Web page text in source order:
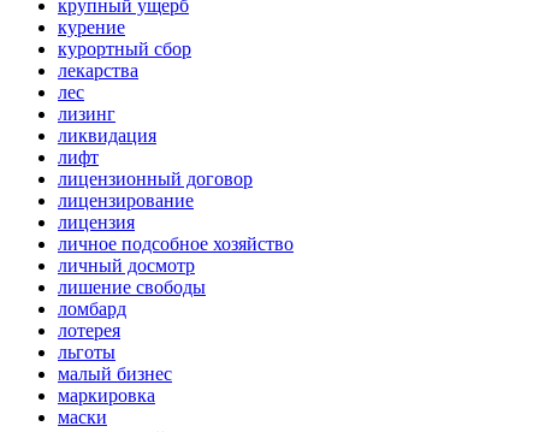
крупный ущерб
курение
курортный сбор
лекарства
лес
лизинг
ликвидация
лифт
лицензионный договор
лицензирование
лицензия
личное подсобное хозяйство
личный досмотр
лишение свободы
ломбард
лотерея
льготы
малый бизнес
маркировка
маски